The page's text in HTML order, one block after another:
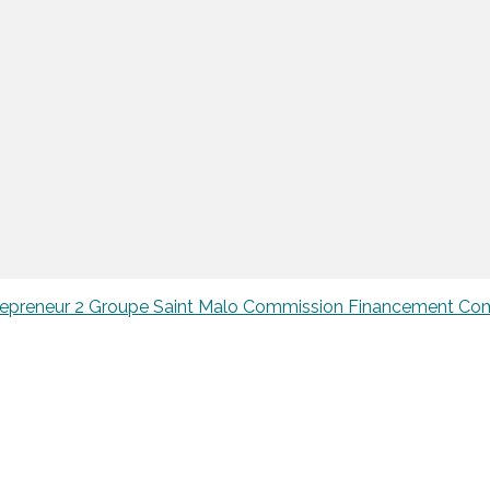
2 Groupe Saint Malo Commission Financement